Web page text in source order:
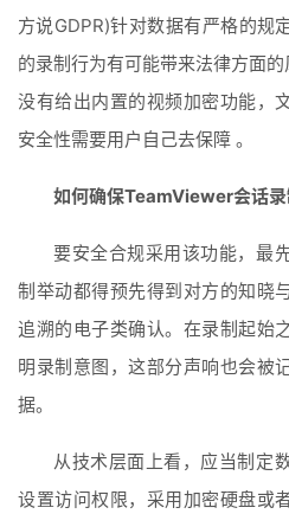
方说GDPR)针对数据有严格的规
的录制行为有可能带来法律方面
没有给出内置的视频加密功能，
安全性需要用户自己去保障 。
如何确保TeamViewer会话
要安全合规采用该功能，最
制举动都得预先得到对方的知晓
追溯的电子类确认。在录制起始
明录制意图，这部分声响也会被
据。
从技术层面上看，应当制定
设置访问权限，采用加密硬盘或